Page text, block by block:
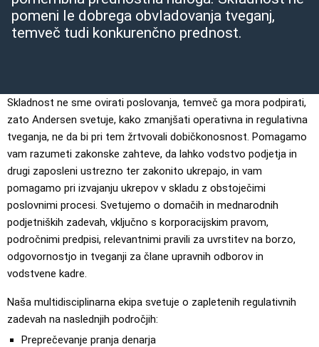
pomeni le dobrega obvladovanja tveganj,
temveč tudi konkurenčno prednost.
Skladnost ne sme ovirati poslovanja, temveč ga mora podpirati,
zato Andersen svetuje, kako zmanjšati operativna in regulativna
tveganja, ne da bi pri tem žrtvovali dobičkonosnost. Pomagamo
vam razumeti zakonske zahteve, da lahko vodstvo podjetja in
drugi zaposleni ustrezno ter zakonito ukrepajo, in vam
pomagamo pri izvajanju ukrepov v skladu z obstoječimi
poslovnimi procesi. Svetujemo o domačih in mednarodnih
podjetniških zadevah, vključno s korporacijskim pravom,
področnimi predpisi, relevantnimi pravili za uvrstitev na borzo,
odgovornostjo in tveganji za člane upravnih odborov in
vodstvene kadre.
Naša multidisciplinarna ekipa svetuje o zapletenih regulativnih
zadevah na naslednjih področjih:
Preprečevanje pranja denarja